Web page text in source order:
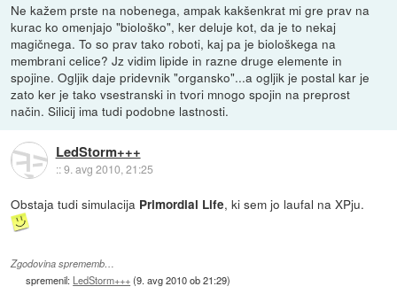
Ne kažem prste na nobenega, ampak kakšenkrat mi gre prav na
kurac ko omenjajo "biološko", ker deluje kot, da je to nekaj
magičnega. To so prav tako roboti, kaj pa je biološkega na
membrani celice? Jz vidim lipide in razne druge elemente in
spojine. Ogljik daje pridevnik "organsko"...a ogljik je postal kar je
zato ker je tako vsestranski in tvori mnogo spojin na preprost
način. Silicij ima tudi podobne lastnosti.
LedStorm+++
::9. avg 2010, 21:25
Obstaja tudi simulacija Primordial Life, ki sem jo laufal na XPju.
Zgodovina sprememb…
spremenil: LedStorm+++(9. avg 2010 ob 21:29)